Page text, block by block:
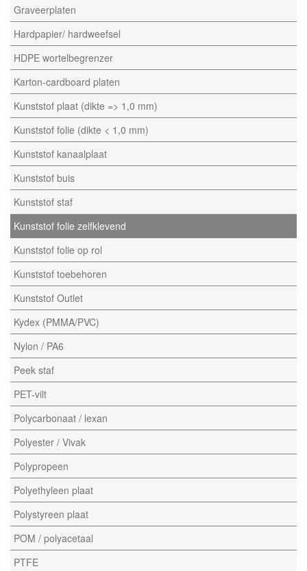
Graveerplaten
Hardpapier/ hardweefsel
HDPE wortelbegrenzer
Karton-cardboard platen
Kunststof plaat (dikte => 1,0 mm)
Kunststof folie (dikte < 1,0 mm)
Kunststof kanaalplaat
Kunststof buis
Kunststof staf
Kunststof folie zelfklevend
Kunststof folie op rol
Kunststof toebehoren
Kunststof Outlet
Kydex (PMMA/PVC)
Nylon / PA6
Peek staf
PET-vilt
Polycarbonaat / lexan
Polyester / Vivak
Polypropeen
Polyethyleen plaat
Polystyreen plaat
POM / polyacetaal
PTFE